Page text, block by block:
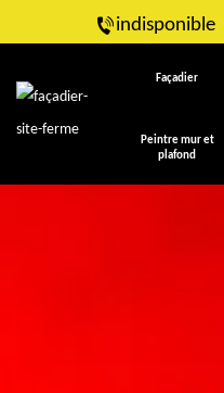
indisponible
Façadier
Peintre mur et
plafond